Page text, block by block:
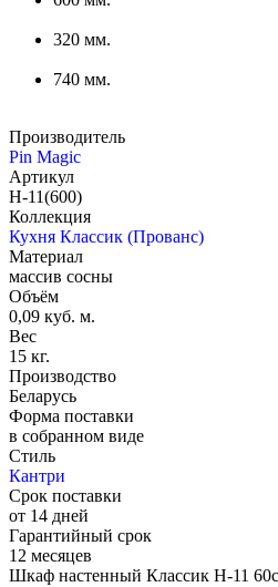
320 мм.
740 мм.
Производитель
Pin Magic
Артикул
Н-11(600)
Коллекция
Кухня Классик (Прованс)
Материал
массив сосны
Объём
0,09 куб. м.
Вес
15 кг.
Производство
Беларусь
Форма поставки
в собранном виде
Стиль
Кантри
Срок поставки
от 14 дней
Гарантийный срок
12 месяцев
Шкаф настенный Классик Н-11